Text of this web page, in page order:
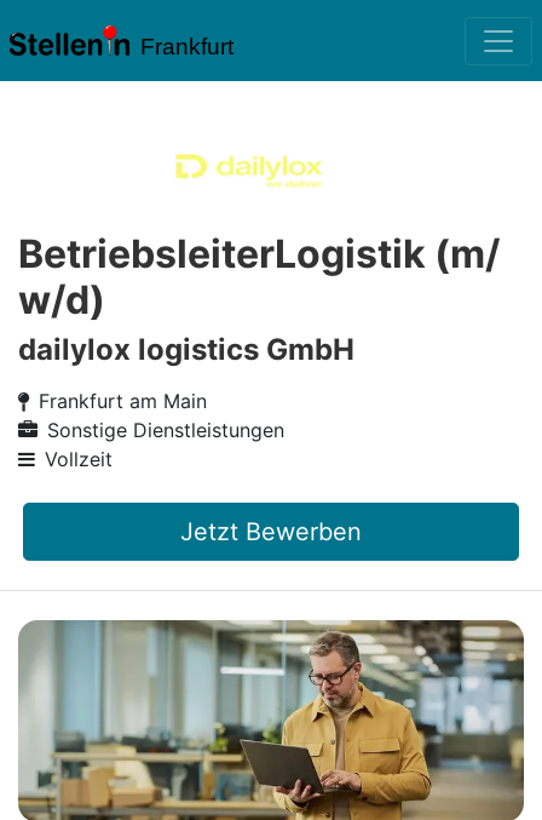
Frankfurt
BetriebsleiterLogistik (m/
w/d)
dailylox logistics GmbH
Frankfurt am Main
Sonstige Dienstleistungen
Vollzeit
Jetzt Bewerben